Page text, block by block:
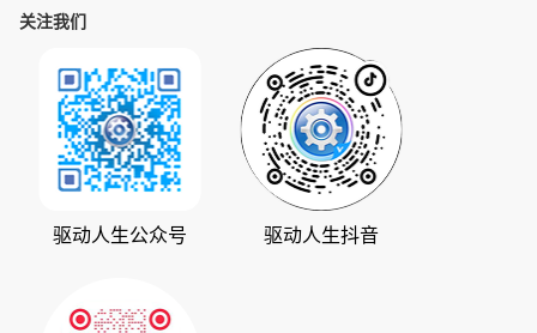
百页窗
数据救星
人生日历
公司动态
发展历程
支持中心
版权声明
ZOL下载
华军软件园
系统之家
下载之家
驱动大师
关注我们
驱动人生公众号 驱动人生抖音